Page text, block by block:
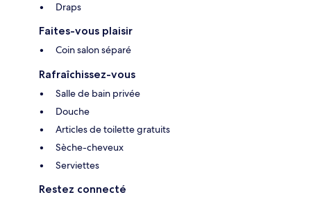
Draps
Faites-vous plaisir
Coin salon séparé
Rafraîchissez-vous
Salle de bain privée
Douche
Articles de toilette gratuits
Sèche-cheveux
Serviettes
Restez connecté